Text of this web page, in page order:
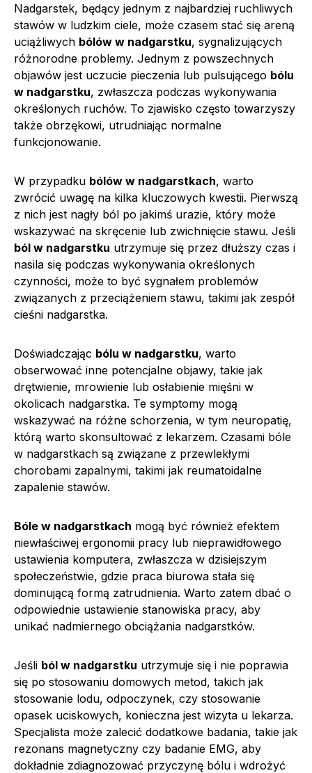
Nadgarstek, będący jednym z najbardziej ruchliwych
stawów w ludzkim ciele, może czasem stać się areną
uciążliwych bólów w nadgarstku, sygnalizujących
różnorodne problemy. Jednym z powszechnych
objawów jest uczucie pieczenia lub pulsującego bólu
w nadgarstku, zwłaszcza podczas wykonywania
określonych ruchów. To zjawisko często towarzyszy
także obrzękowi, utrudniając normalne
funkcjonowanie.
W przypadku bólów w nadgarstkach, warto
zwrócić uwagę na kilka kluczowych kwestii. Pierwszą
z nich jest nagły ból po jakimś urazie, który może
wskazywać na skręcenie lub zwichnięcie stawu. Jeśli
ból w nadgarstku utrzymuje się przez dłuższy czas i
nasila się podczas wykonywania określonych
czynności, może to być sygnałem problemów
związanych z przeciążeniem stawu, takimi jak zespół
cieśni nadgarstka.
Doświadczając bólu w nadgarstku, warto
obserwować inne potencjalne objawy, takie jak
drętwienie, mrowienie lub osłabienie mięśni w
okolicach nadgarstka. Te symptomy mogą
wskazywać na różne schorzenia, w tym neuropatię,
którą warto skonsultować z lekarzem. Czasami bóle
w nadgarstkach są związane z przewlekłymi
chorobami zapalnymi, takimi jak reumatoidalne
zapalenie stawów.
Bóle w nadgarstkach mogą być również efektem
niewłaściwej ergonomii pracy lub nieprawidłowego
ustawienia komputera, zwłaszcza w dzisiejszym
społeczeństwie, gdzie praca biurowa stała się
dominującą formą zatrudnienia. Warto zatem dbać o
odpowiednie ustawienie stanowiska pracy, aby
unikać nadmiernego obciążania nadgarstków.
Jeśli ból w nadgarstku utrzymuje się i nie poprawia
się po stosowaniu domowych metod, takich jak
stosowanie lodu, odpoczynek, czy stosowanie
opasek uciskowych, konieczna jest wizyta u lekarza.
Specjalista może zalecić dodatkowe badania, takie jak
rezonans magnetyczny czy badanie EMG, aby
dokładnie zdiagnozować przyczynę bólu i wdrożyć